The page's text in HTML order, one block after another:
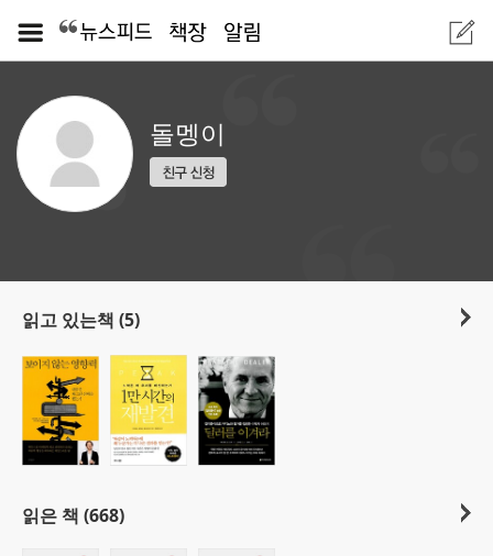
돌멩이
읽고 있는책 (5)
읽은 책 (668)